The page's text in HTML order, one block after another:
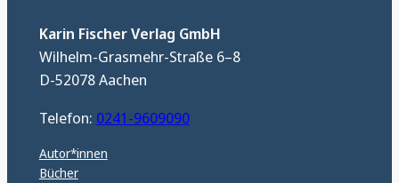
Karin Fischer Verlag GmbH
Wilhelm-Grasmehr-Straße 6–8
D-52078 Aachen
Telefon: 0241-9609090
Autor*innen
Bücher